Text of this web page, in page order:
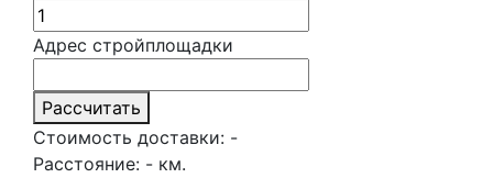
Адрес стройплощадки
Рассчитать
Стоимость доставки: -
Расстояние: - км.